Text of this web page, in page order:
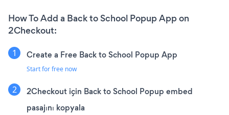
How To Add a Back to School Popup App on
2Checkout:
Create a Free Back to School Popup App
Start for free now
2Checkout için Back to School Popup embed
pasajını kopyala